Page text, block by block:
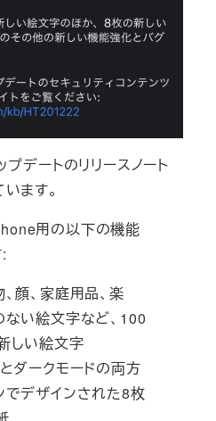
デートのリリースノート
ます。
用の以下の機能
顔、家庭用品、楽
ない絵文字など、100
しい絵文字
ダークモードの両方
でデザインされた8枚